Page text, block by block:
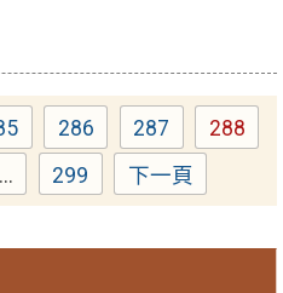
Page
286 Page
287 Page
288
... Page
299 下一頁